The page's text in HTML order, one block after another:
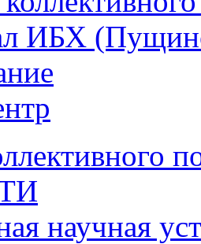
ИБХ
научная